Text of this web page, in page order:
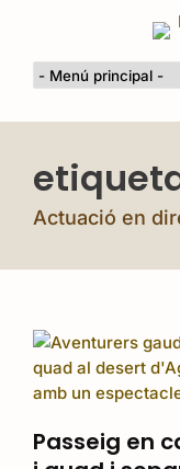
Actuació en
Passeig en